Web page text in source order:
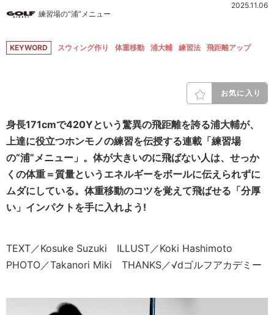
練習場の“浦”メニュー
2025.11.06
KEYWORD スウィング作り 体重移動 浦大輔 練習法 飛距離アップ
お気に入り
身長171cmで420Yという驚異の飛距離を誇る浦大輔が、
上達に役立つホンモノの練習を伝授する連載「練習場
の“浦”メニュー」。体が大きいのに飛ばない人は、せっか
くの体重＝質量というエネルギーをボールに伝えられずに
ムダにしている。体重移動のコツを覚えて飛ばせる「分厚
い」インパクトを手に入れよう!
TEXT／Kosuke Suzuki ILLUST／Koki Hashimoto
PHOTO／Takanori Miki THANKS／√dゴルフアカデミー